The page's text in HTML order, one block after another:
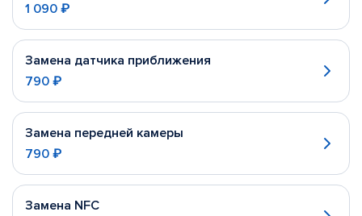
1 090 ₽
Замена датчика приближения
790 ₽
Замена передней камеры
790 ₽
Замена NFC